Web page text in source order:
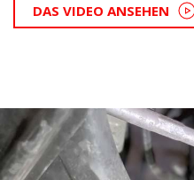
DAS VIDEO ANSEHEN